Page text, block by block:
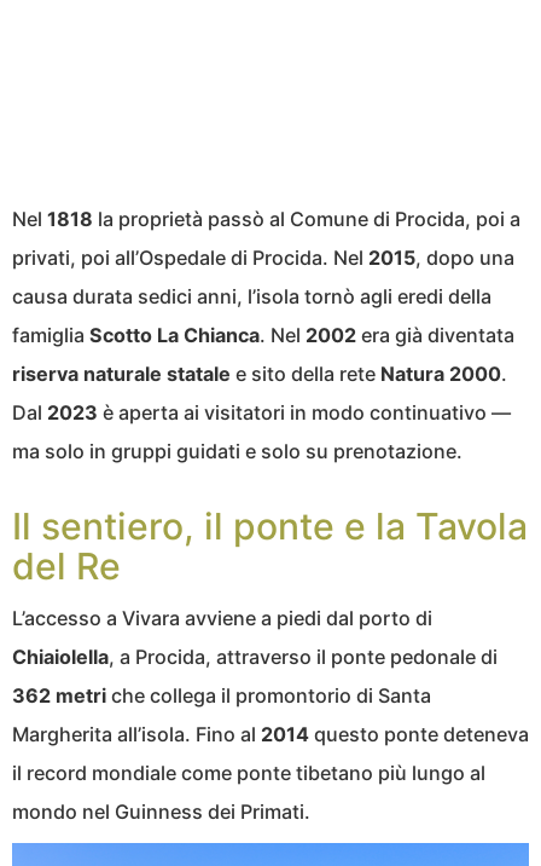
Nel 1818 la proprietà passò al Comune di Procida, poi a
privati, poi all’Ospedale di Procida. Nel 2015, dopo una
causa durata sedici anni, l’isola tornò agli eredi della
famiglia Scotto La Chianca. Nel 2002 era già diventata
riserva naturale statale e sito della rete Natura 2000.
Dal 2023 è aperta ai visitatori in modo continuativo —
ma solo in gruppi guidati e solo su prenotazione.
Il sentiero, il ponte e la Tavola
del Re
L’accesso a Vivara avviene a piedi dal porto di
Chiaiolella, a Procida, attraverso il ponte pedonale di
362 metri che collega il promontorio di Santa
Margherita all’isola. Fino al 2014 questo ponte deteneva
il record mondiale come ponte tibetano più lungo al
mondo nel Guinness dei Primati.